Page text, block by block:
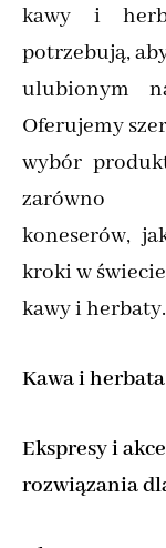
kawy i
potrzebują,
ulubionym
Oferujemy
wybór
zarówno
koneserów,
kroki w świecie
kawy i herbaty.
Kawa i herbata
i mielonej
Ekspresy i
rozwiązania